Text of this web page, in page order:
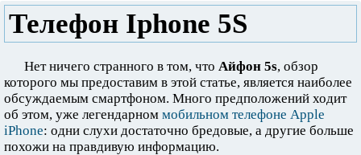
Телефон Iphone 5S
Нет ничего странного в том, что Айфон 5s, обзор
которого мы предоставим в этой статье, является наиболее
обсуждаемым смартфоном. Много предположений ходит
об этом, уже легендарном мобильном телефоне Apple
iPhone: одни слухи достаточно бредовые, а другие больше
похожи на правдивую информацию.